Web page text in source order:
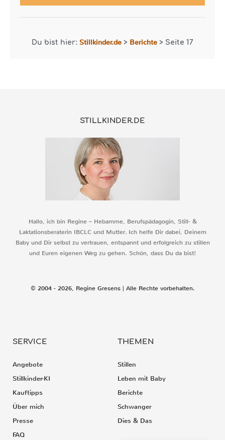
Du bist hier: Stillkinder.de > Berichte > Seite 17
STILLKINDER.DE
Hallo, ich bin Regine – Hebamme, Berufspädagogin, Still- &
Laktationsberaterin IBCLC und Mutter. Ich helfe Dir dabei, Deinem
Baby und Dir selbst zu vertrauen, entspannt und erfolgreich zu stillen
und Euren eigenen Weg zu gehen. Schön, dass Du da bist!
© 2004 - 2026, Regine Gresens | Alle Rechte vorbehalten.
SERVICE
Angebote
Stillkinder-KI
Kauftipps
Über mich
Presse
FAQ
THEMEN
Stillen
Leben mit Baby
Berichte
Schwanger
Dies & Das